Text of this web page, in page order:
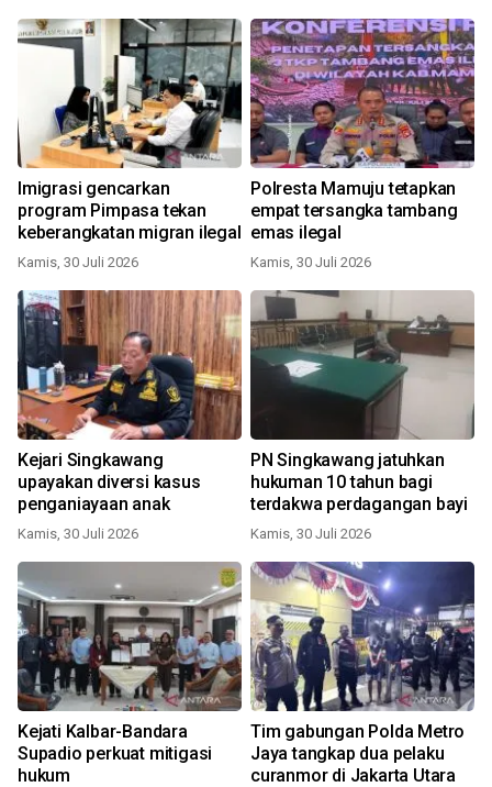
Imigrasi gencarkan
program Pimpasa tekan
keberangkatan migran ilegal
Kamis, 30 Juli 2026
Polresta Mamuju tetapkan
empat tersangka tambang
emas ilegal
Kamis, 30 Juli 2026
Kejari Singkawang
upayakan diversi kasus
penganiayaan anak
Kamis, 30 Juli 2026
PN Singkawang jatuhkan
hukuman 10 tahun bagi
terdakwa perdagangan bayi
Kamis, 30 Juli 2026
Kejati Kalbar-Bandara
Supadio perkuat mitigasi
hukum
Tim gabungan Polda Metro
Jaya tangkap dua pelaku
curanmor di Jakarta Utara